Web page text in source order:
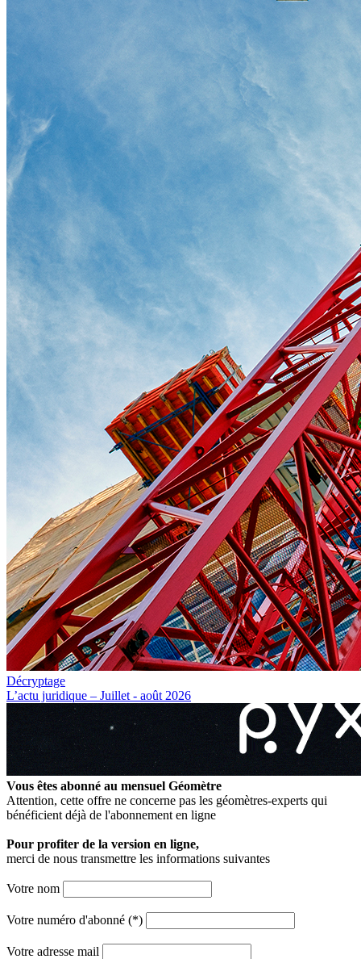
Décryptage
L’actu juridique – Juillet - août 2026
Vous êtes abonné au mensuel Géomètre
Attention, cette offre ne concerne pas les géomètres-experts qui
bénéficient déjà de l'abonnement en ligne
Pour profiter de la version en ligne,
merci de nous transmettre les informations suivantes
Votre nom
Votre numéro d'abonné (*)
Votre adresse mail